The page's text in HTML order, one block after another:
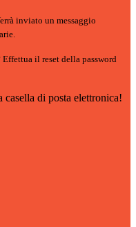
inviato un messaggio
il reset della password
di posta elettronica!